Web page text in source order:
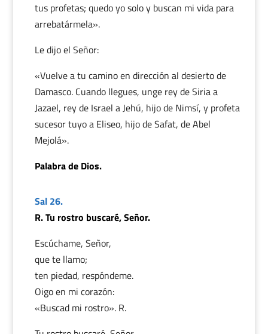
tus profetas; quedo yo solo y buscan mi vida para
arrebatármela».
Le dijo el Señor:
«Vuelve a tu camino en dirección al desierto de
Damasco. Cuando llegues, unge rey de Siria a
Jazael, rey de Israel a Jehú, hijo de Nimsí, y profeta
sucesor tuyo a Eliseo, hijo de Safat, de Abel
Mejolá».
Palabra de Dios.
Sal 26.
R. Tu rostro buscaré, Señor.
Escúchame, Señor,
que te llamo;
ten piedad, respóndeme.
Oigo en mi corazón:
«Buscad mi rostro». R.